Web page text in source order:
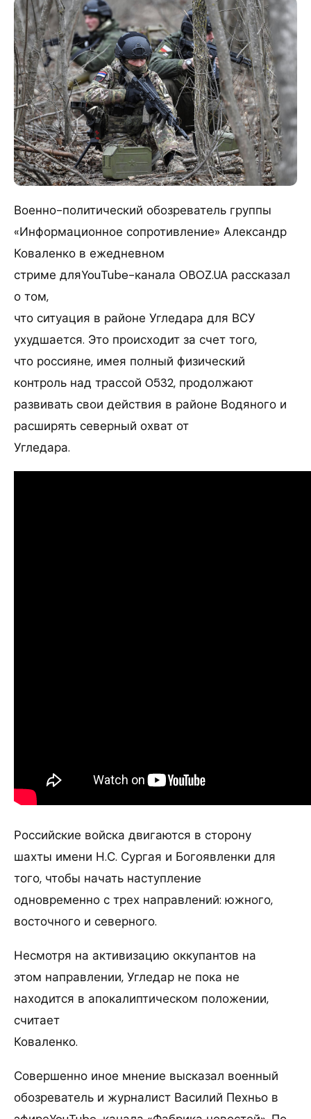
Военно-политический обозреватель группы
«Информационное сопротивление» Александр
Коваленко в ежедневном
стриме дляYouTube-канала OBOZ.UA рассказал
о том,
что ситуация в районе Угледара для ВСУ
ухудшается. Это происходит за счет того,
что россияне, имея полный физический
контроль над трассой 0532, продолжают
развивать свои действия в районе Водяного и
расширять северный охват от
Угледара.
Российские войска двигаются в сторону
шахты имени Н.С. Сургая и Богоявленки для
того, чтобы начать наступление
одновременно с трех направлений: южного,
восточного и северного.
Несмотря на активизацию оккупантов на
этом направлении, Угледар не пока не
находится в апокалиптическом положении,
считает
Коваленко.
Совершенно иное мнение высказал военный
обозреватель и журналист Василий Пехньо в